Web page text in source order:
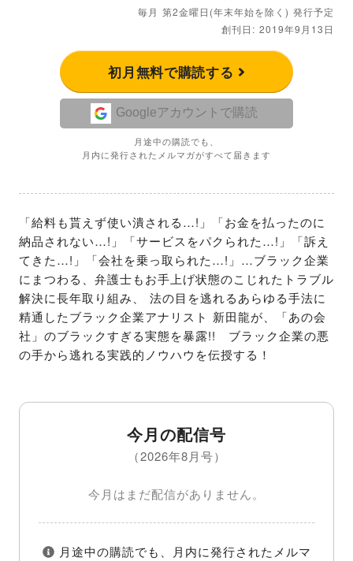
毎月 第2金曜日(年末年始を除く) 発行予定
創刊日: 2019年9月13日
初月無料で購読する
Googleアカウントで購読
月途中の購読でも、
月内に発行されたメルマガがすべて届きます
「給料も貰えず使い潰される…!」「お金を払ったのに
納品されない…!」「サービスをパクられた…!」「訴え
てきた…!」「会社を乗っ取られた…!」…ブラック企業
にまつわる、弁護士もお手上げ状態のこじれたトラブル
解決に長年取り組み、 法の目を逃れるあらゆる手法に
精通したブラック企業アナリスト 新田龍が、「あの会
社」のブラックすぎる実態を暴露!!　ブラック企業の悪
の手から逃れる実践的ノウハウを伝授する！
今月の配信号
（2026年8月号）
今月はまだ配信がありません。
月途中の購読でも、月内に発行されたメルマ